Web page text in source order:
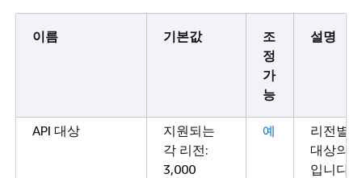
이름 기본값
조
정
가
능
설명
API 대상
지원되는
각 리전:
3,000
예
리전별
대상의
입니다.